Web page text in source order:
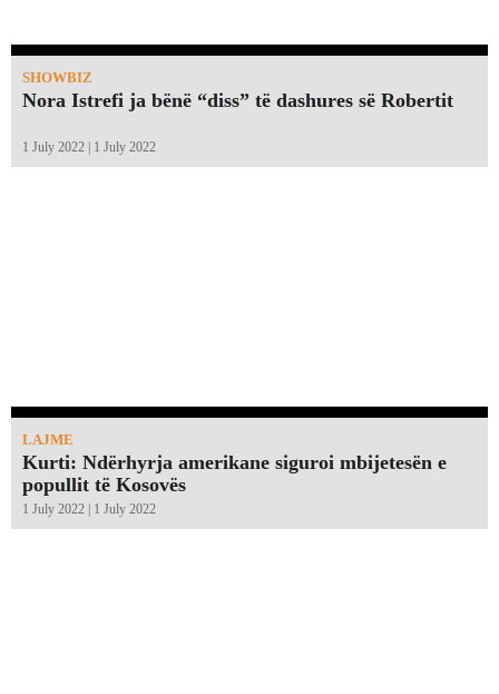
SHOWBIZ
Nora Istrefi ja bënë “diss” të dashures së Robertit
1 July 2022 | 1 July 2022
LAJME
Kurti: Ndërhyrja amerikane siguroi mbijetesën e
popullit të Kosovës
1 July 2022 | 1 July 2022